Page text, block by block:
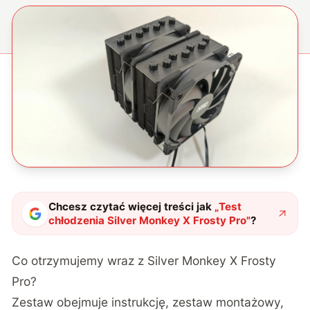
Chcesz czytać więcej treści jak „Test
chłodzenia Silver Monkey X Frosty Pro"?
Co otrzymujemy wraz z Silver Monkey X Frosty
Pro?
Zestaw obejmuje instrukcję, zestaw montażowy,